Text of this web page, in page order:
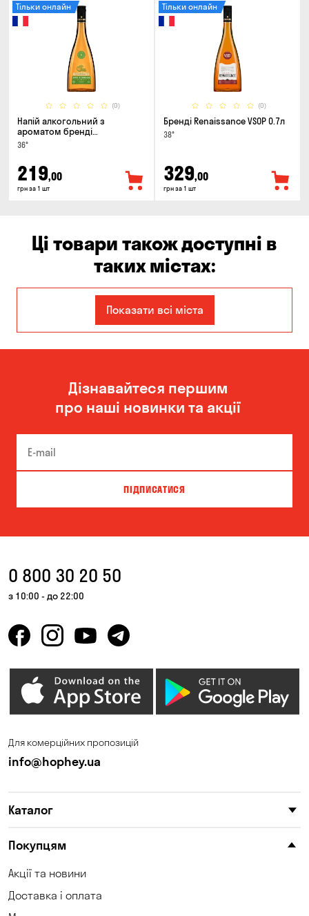
(0)
Тільки онлайн
Напій алкогольний з
ароматом бренді
Renaissance Cinamon & Apple
36°
219,00
грн за 1 шт
(0)
Тільки онлайн
Бренді Renaissance VSOP 0.7л
38°
329,00
грн за 1 шт
Ці товари також доступні в
таких містах:
Кам'янськеПоказати всі міста
Дізнавайтеся першим
про наші новинки та акції
ПІДПИСАТИСЯ
0 800 30 20 50
з 10:00 - до 22:00
Для комерційних пропозицій
info@hophey.ua
Каталог
Покупцям
Акції та новини
Доставка і оплата